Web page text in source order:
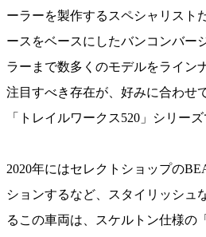
ーラーを製作するスペシャリスト
ースをベースにしたバンコンバー
ラーまで数多くのモデルをライン
注目すべき存在が、好みに合わせ
「トレイルワークス520」シリーズ
2020年にはセレクトショップの
ションするなど、スタイリッシュ
るこの車両は、スケルトン仕様の